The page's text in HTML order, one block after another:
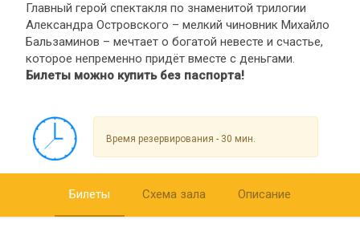
Главный герой спектакля по знаменитой трилогии
Александра Островского – мелкий чиновник Михайло
Бальзаминов – мечтает о богатой невесте и счастье,
которое непременно придёт вместе с деньгами.
Билеты можно купить без паспорта!
Время резервирования - 30 мин.
Билеты Схема зала Описание